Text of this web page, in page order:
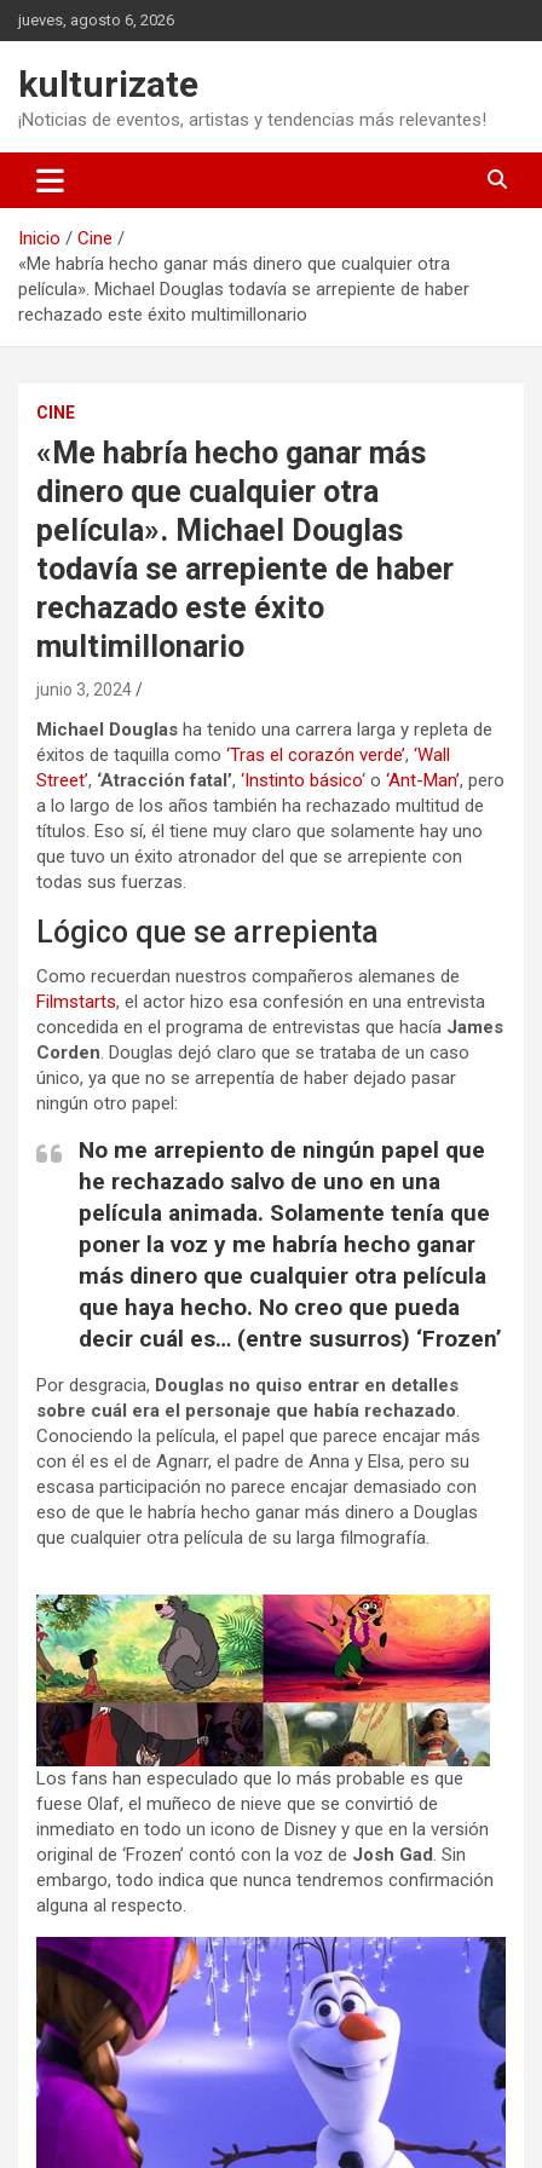
Saltar
al
jueves, agosto 6, 2026
kulturizate
¡Noticias de eventos, artistas y tendencias más relevantes!
Inicio
Cine
«Me habría hecho ganar más dinero que cualquier otra
película». Michael Douglas todavía se arrepiente de haber
rechazado este éxito multimillonario
CINE
«Me habría hecho ganar más
dinero que cualquier otra
película». Michael Douglas
todavía se arrepiente de haber
rechazado este éxito
multimillonario
junio 3, 2024
Michael Douglas ha tenido una carrera larga y repleta de
éxitos de taquilla como ‘Tras el corazón verde’, ‘Wall
Street’, ‘Atracción fatal’, ‘Instinto básico‘ o ‘Ant-Man’, pero
a lo largo de los años también ha rechazado multitud de
títulos. Eso sí, él tiene muy claro que solamente hay uno
que tuvo un éxito atronador del que se arrepiente con
todas sus fuerzas.
Lógico que se arrepienta
Como recuerdan nuestros compañeros alemanes de
Filmstarts, el actor hizo esa confesión en una entrevista
concedida en el programa de entrevistas que hacía James
Corden. Douglas dejó claro que se trataba de un caso
único, ya que no se arrepentía de haber dejado pasar
ningún otro papel:
No me arrepiento de ningún papel que
he rechazado salvo de uno en una
película animada. Solamente tenía que
poner la voz y me habría hecho ganar
más dinero que cualquier otra película
que haya hecho. No creo que pueda
decir cuál es… (entre susurros) ‘Frozen’
Por desgracia, Douglas no quiso entrar en detalles
sobre cuál era el personaje que había rechazado.
Conociendo la película, el papel que parece encajar más
con él es el de Agnarr, el padre de Anna y Elsa, pero su
escasa participación no parece encajar demasiado con
eso de que le habría hecho ganar más dinero a Douglas
que cualquier otra película de su larga filmografía.
Los fans han especulado que lo más probable es que
fuese Olaf, el muñeco de nieve que se convirtió de
inmediato en todo un icono de Disney y que en la versión
original de ‘Frozen’ contó con la voz de Josh Gad. Sin
embargo, todo indica que nunca tendremos confirmación
alguna al respecto.